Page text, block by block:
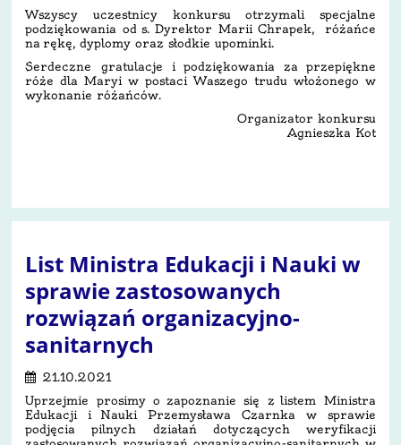
Wszyscy uczestnicy konkursu otrzymali specjalne
podziękowania od s. Dyrektor Marii Chrapek, różańce
na rękę, dyplomy oraz słodkie upominki.
Serdeczne gratulacje i podziękowania za przepiękne
róże dla Maryi w postaci Waszego trudu włożonego w
wykonanie różańców.
Organizator konkursu
Agnieszka Kot
List Ministra Edukacji i Nauki w
sprawie zastosowanych
rozwiązań organizacyjno-
sanitarnych
21.10.2021
Uprzejmie prosimy o zapoznanie się z listem Ministra
Edukacji i Nauki Przemysława Czarnka w sprawie
podjęcia pilnych działań dotyczących weryfikacji